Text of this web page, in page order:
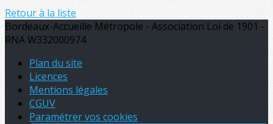
Retour à la liste
Bordeaux-Accueille Métropole - Association Loi de 1901 -
RNA W332000974
Plan du site
Licences
Mentions légales
CGUV
Paramétrer vos cookies